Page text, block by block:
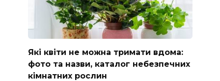
Які квіти не можна тримати вдома:
фото та назви, каталог небезпечних
кімнатних рослин